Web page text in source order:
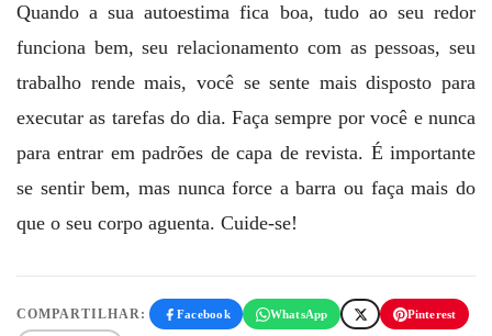
Quando a sua autoestima fica boa, tudo ao seu redor
funciona bem, seu relacionamento com as pessoas, seu
trabalho rende mais, você se sente mais disposto para
executar as tarefas do dia. Faça sempre por você e nunca
para entrar em padrões de capa de revista. É importante
se sentir bem, mas nunca force a barra ou faça mais do
que o seu corpo aguenta. Cuide-se!
COMPARTILHAR: Facebook WhatsApp Pinterest